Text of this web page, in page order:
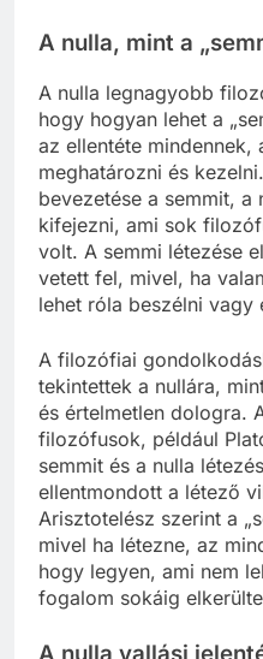
A nulla, mint a
A nulla legnagyobb
hogy hogyan lehet a
az ellentéte mindennek,
meghatározni és
bevezetése a semmit, a
kifejezni, ami sok
volt. A semmi létezése
vetett fel, mivel, ha
lehet róla beszélni vagy
A filozófiai
tekintettek a nullára,
és értelmetlen dologra.
filozófusok, például
semmit és a nulla
ellentmondott a létező
Arisztotelész szerint a
mivel ha létezne, az
hogy legyen, ami nem
fogalom sokáig
A nulla vallási